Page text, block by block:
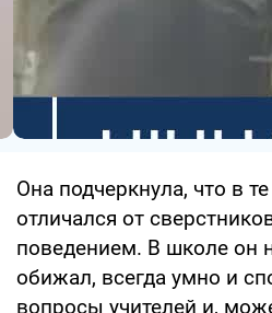
Она подчеркнула, что в
отличался от
поведением. В школе он
обижал, всегда умно и
вопросы учителей и,